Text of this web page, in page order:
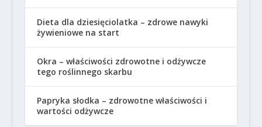
Dieta dla dziesięciolatka – zdrowe nawyki
żywieniowe na start
Okra – właściwości zdrowotne i odżywcze
tego roślinnego skarbu
Papryka słodka – zdrowotne właściwości i
wartości odżywcze